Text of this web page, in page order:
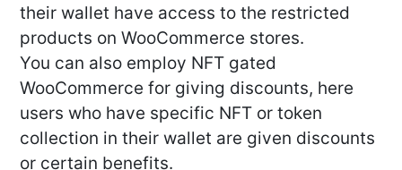
their wallet have access to the restricted
products on WooCommerce stores.
You can also employ NFT gated
WooCommerce for giving discounts, here
users who have specific NFT or token
collection in their wallet are given discounts
or certain benefits.